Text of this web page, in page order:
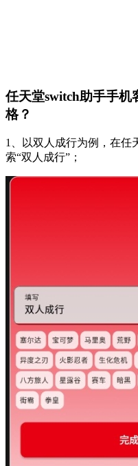
任天堂switch助手手机
格？
1、以双人成行为例，在任
索“双人成行”；